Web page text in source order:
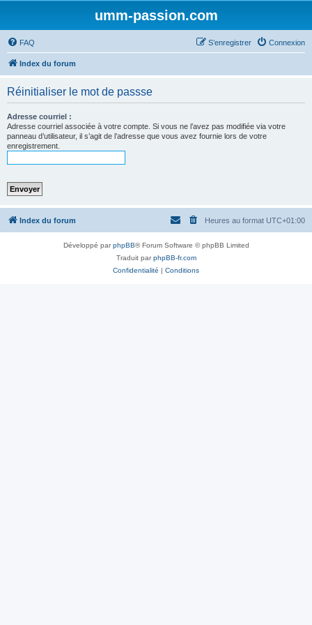
umm-passion.com
FAQ Connexion
S’enregistrer
Index du forum
Réinitialiser le mot de passse
Adresse courriel :
Adresse courriel associée à votre compte. Si vous ne l’avez pas modifiée via votre
panneau d’utilisateur, il s’agit de l’adresse que vous avez fournie lors de votre
enregistrement.
Index du forum Heures au format UTC+01:00
Développé parphpBB® Forum Software © phpBB Limited
Traduit parphpBB-fr.com
Confidentialité | Conditions